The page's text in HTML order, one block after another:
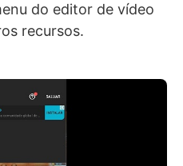
do editor de vídeo
recursos.